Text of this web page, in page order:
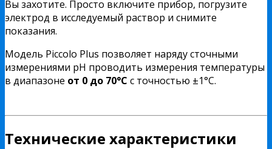
Вы захотите. Просто включите прибор, погрузите
электрод в исследуемый раствор и снимите
показания.
Модель Piccolo Plus позволяет наряду сточными
измерениями рН проводить измерения температуры
в диапазоне от 0 до 70°С с точностью ±1°С.
Технические характеристики